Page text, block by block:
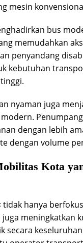
mesin
bus
memudahkan
penyandang
kebutuhan
nyaman juga
dengan lebih
dengan volume
Kota
tidak hanya
meningkatkan
secara